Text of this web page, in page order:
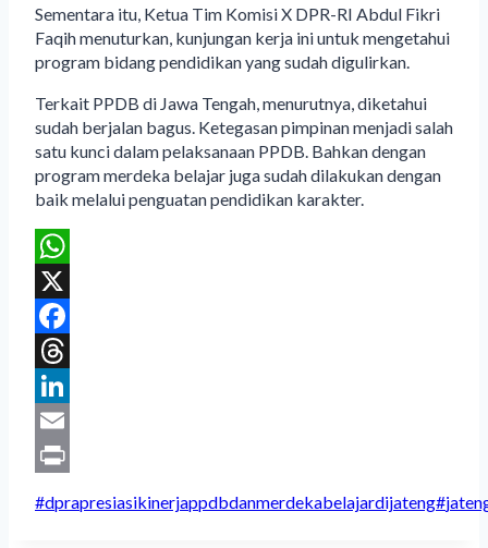
Sementara itu, Ketua Tim Komisi X DPR-RI Abdul Fikri
Faqih menuturkan, kunjungan kerja ini untuk mengetahui
program bidang pendidikan yang sudah digulirkan.
Terkait PPDB di Jawa Tengah, menurutnya, diketahui
sudah berjalan bagus. Ketegasan pimpinan menjadi salah
satu kunci dalam pelaksanaan PPDB. Bahkan dengan
program merdeka belajar juga sudah dilakukan dengan
baik melalui penguatan pendidikan karakter.
WhatsApp
X
Facebook
Threads
LinkedIn
Email
Post
#dprapresiasikinerjappdbdanmerdekabelajardijateng#